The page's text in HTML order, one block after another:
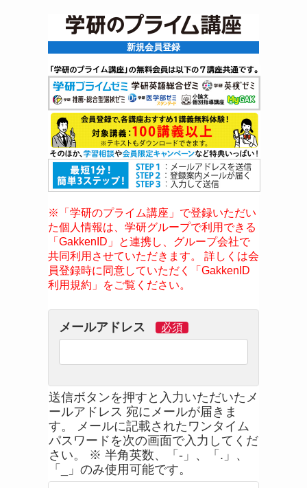
新規会員登録
※「学研のプライム講座」で登録いただい
た個人情報は、学研グループで利用できる
「GakkenID」と連携し、グループ会社で
共同利用させていただきます。 詳しくは会
員登録時に同意していただく「GakkenID
利用規約」をご覧ください。
メールアドレス
送信ボタンを押すと入力いただいたメ
ールアドレス 宛にメールが届きま
す。 メールに記載されたワンタイム
パスワードを次の画面で入力してくだ
さい。 ※ 半角英数、「-」、「.」、
「_」のみ使用可能です。